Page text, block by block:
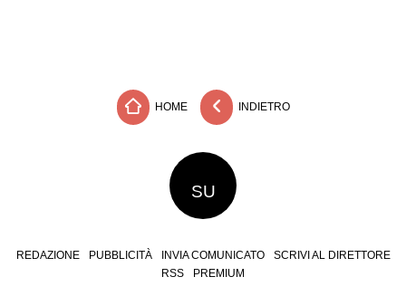
HOME INDIETRO
SU
REDAZIONE PUBBLICITÀ INVIA COMUNICATO
SCRIVI AL DIRETTORE
RSS
PREMIUM